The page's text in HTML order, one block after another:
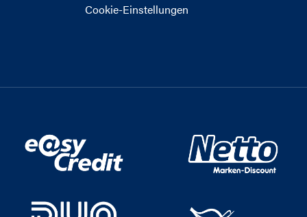
Cookie-Einstellungen